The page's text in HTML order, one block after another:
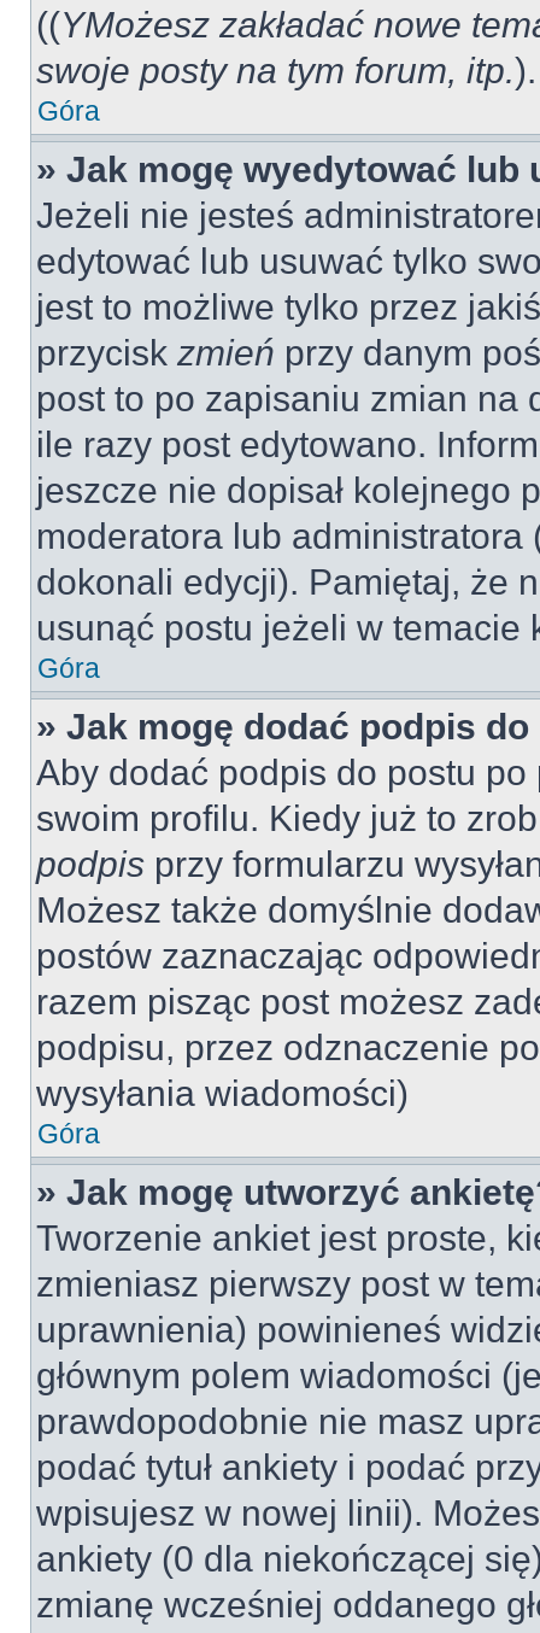
((YMożesz zakładać nowe
swoje posty na tym forum, itp.).
Góra
» Jak mogę wyedytować lub
Jeżeli nie jesteś
edytować lub usuwać tylko
jest to możliwe tylko przez
przycisk zmień przy danym
post to po zapisaniu zmian na
ile razy post edytowano.
jeszcze nie dopisał kolejnego
moderatora lub
dokonali edycji). Pamiętaj, że
usunąć postu jeżeli w temacie
Góra
» Jak mogę dodać podpis
Aby dodać podpis do postu
swoim profilu. Kiedy już to
podpis przy formularzu
Możesz także domyślnie
postów zaznaczając
razem pisząc post możesz
podpisu, przez odznaczenie
wysyłania wiadomości)
Góra
» Jak mogę utworzyć
Tworzenie ankiet jest proste,
zmieniasz pierwszy post w
uprawnienia) powinieneś
głównym polem wiadomości
prawdopodobnie nie masz
podać tytuł ankiety i podać
wpisujesz w nowej linii).
ankiety (0 dla niekończącej
zmianę wcześniej oddanego